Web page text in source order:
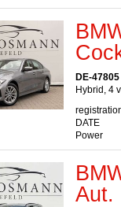
DE-
Hybrid, 4
DATE
Power
Aut.